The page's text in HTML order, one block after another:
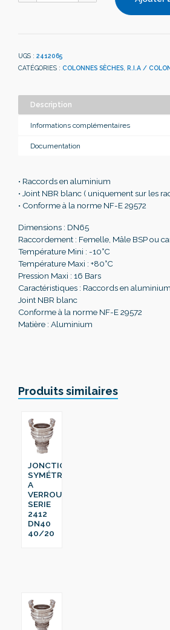
UGS : 2412065
CATÉGORIES : COLONNES SÈCHES R.I.A /
Description
Informations complémentaires
Documentation
• Raccords en aluminium
• Joint NBR blanc ( uniquement sur les
• Conforme à la norme NF-E 29572
Dimensions : DN65
Raccordement : Femelle, Mâle BSP ou
Température Mini : -10°C
Température Maxi : +80°C
Pression Maxi : 16 Bars
Caractéristiques : Raccords en aluminium
Joint NBR blanc
Conforme à la norme NF-E 29572
Matière : Aluminium
Produits similaires
JONCTION
SYMÉTRIQUE
A
VERROU
SERIE
2412
DN40
40/20